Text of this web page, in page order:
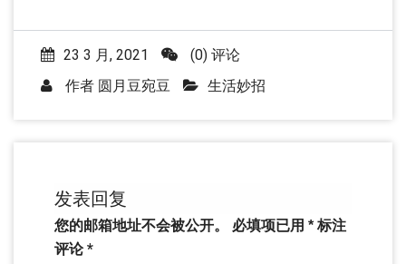
23 3 月, 2021
(0) 评论
作者 圆月豆宛豆 生活妙招
发表回复
您的邮箱地址不会被公开。 必填项已用 * 标注
评论*